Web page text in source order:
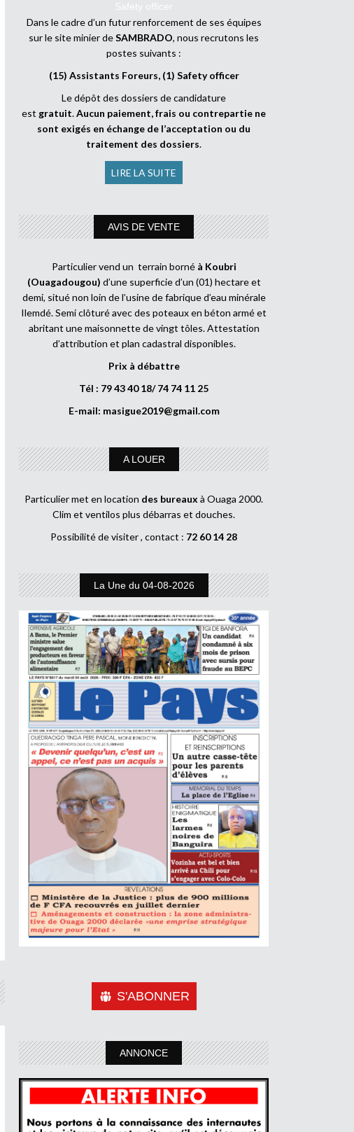
Safety officer
Dans le cadre d’un futur renforcement de ses équipes
sur le site minier deSAMBRADO, nous recrutons les
postes suivants :
(15) Assistants Foreurs, (1) Safety officer
Le dépôt des dossiers de candidature
est gratuit.Aucun paiement, frais ou contrepartie ne
sont exigés en échange de l’acceptation ou du
traitement des dossiers.
LIRE LA SUITE
AVIS DE VENTE
Particulier vend un terrain borné à Koubri
(Ouagadougou) d’une superficie d’un (01) hectare et
demi, situé non loin de l’usine de fabrique d’eau minérale
Ilemdé. Semi clôturé avec des poteaux en béton armé et
abritant une maisonnette de vingt tôles. Attestation
d’attribution et plan cadastral disponibles.
Prix à débattre
Tél : 79 43 40 18/ 74 74 11 25
E-mail: masigue2019@gmail.com
A LOUER
Particulier met en location des bureaux à Ouaga 2000.
Clim et ventilos plus débarras et douches.
Possibilité de visiter , contact : 72 60 14 28
La Une du 04-08-2026
S'ABONNER
ANNONCE